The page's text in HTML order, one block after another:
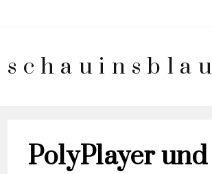
schauinsblau
PolyPlayer und